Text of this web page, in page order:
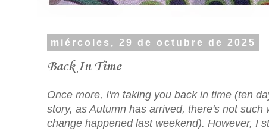
miércoles, 29 de octubre de 2025
Back In Time
Once more, I'm taking you back in time (ten
story, as Autumn has arrived, there's not
change happened last weekend). However, I